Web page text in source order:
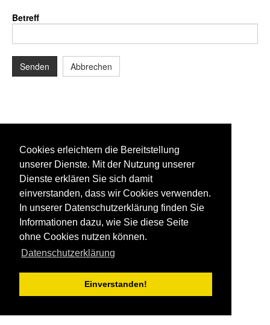
Cookies erleichtern die Bereitstellung
unserer Dienste. Mit der Nutzung unserer
Dienste erklären Sie sich damit
einverstanden, dass wir Cookies verwenden.
In unserer Datenschutzerklärung finden Sie
Informationen dazu, wie Sie diese Seite
ohne Cookies nutzen können.
Datenschutzerklärung
Einverstanden!
Betreff
Senden Abbrechen